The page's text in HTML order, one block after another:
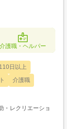
介護職・ヘルパー
日以上
介護職
・レクリエーショ